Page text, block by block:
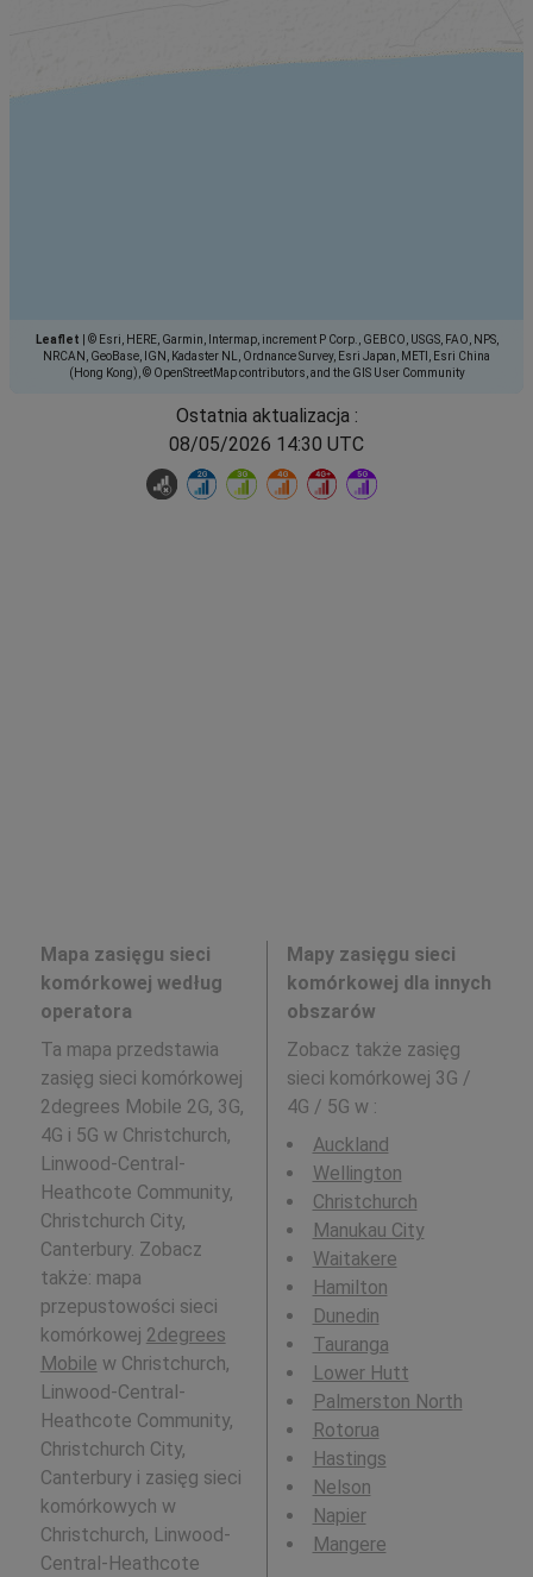
Leaflet
© Esri, HERE, Garmin, Intermap, increment P Corp., GEBCO, USGS, FAO, NPS,
NRCAN, GeoBase, IGN, Kadaster NL, Ordnance Survey, Esri Japan, METI, Esri China
(Hong Kong), © OpenStreetMap contributors, and the GIS User Community
Ostatnia aktualizacja :
08/05/2026 14:30 UTC
Mapa zasięgu sieci
komórkowej według
operatora
Ta mapa przedstawia
zasięg sieci komórkowej
2degrees Mobile 2G, 3G,
4G i 5G w Christchurch,
Linwood-Central-
Heathcote Community,
Christchurch City,
Canterbury. Zobacz
także: mapa
przepustowości sieci
komórkowej 2degrees
Mobile w Christchurch,
Linwood-Central-
Heathcote Community,
Christchurch City,
Canterbury i zasięg sieci
komórkowych w
Christchurch, Linwood-
Central-Heathcote
Mapy zasięgu sieci
komórkowej dla innych
obszarów
Zobacz także zasięg
sieci komórkowej 3G /
4G / 5G w :
Auckland
Wellington
Christchurch
Manukau City
Waitakere
Hamilton
Dunedin
Tauranga
Lower Hutt
Palmerston North
Rotorua
Hastings
Nelson
Napier
Mangere